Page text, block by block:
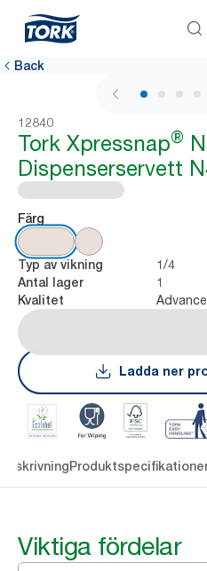
Back
1 / 7
12840
Tork Xpressnap®
Dispenserservett
Färg
Typ av vikning 1/4
Antal lager 1
Kvalitet
Ladda ner
Viktiga fördelar